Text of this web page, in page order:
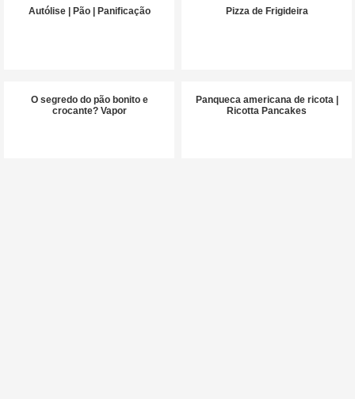
Autólise | Pão | Panificação Pizza de Frigideira
O segredo do pão bonito e
crocante? Vapor
Panqueca americana de ricota |
Ricotta Pancakes